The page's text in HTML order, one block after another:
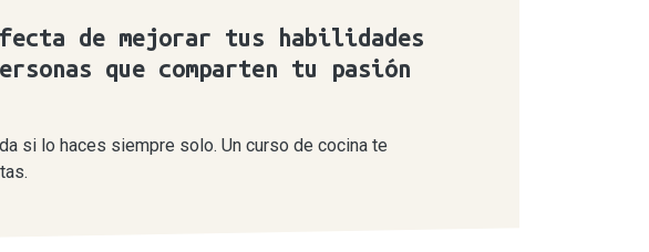
de mejorar tus habilidades
que comparten tu pasión
si lo haces siempre solo. Un curso de cocina te